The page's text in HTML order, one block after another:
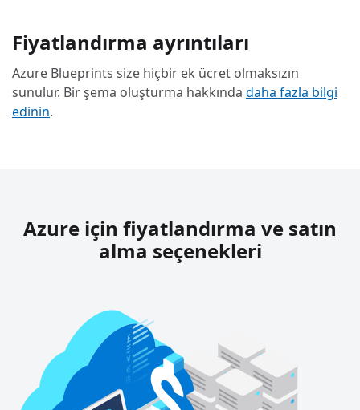
Fiyatlandırma ayrıntıları
Azure Blueprints size hiçbir ek ücret olmaksızın
sunulur. Bir şema oluşturma hakkında daha fazla bilgi
edinin.
Azure için fiyatlandırma ve satın
alma seçenekleri